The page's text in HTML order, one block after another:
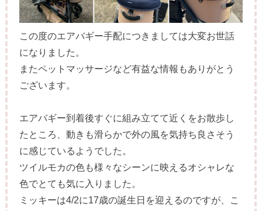
この度のエアバギー手配につきましては大変お世話
になりました。
またペットマッサージなど有益な情報もありがとう
ございます。
エアバギー到着後すぐに組み立てて近くをお散歩し
たところ、動きも滑らかで外の風を気持ち良さそう
に感じているようでした。
ツイルモカの色も様々なシーンに映えるオシャレな
色でとても気に入りました。
ミッキーは4/2に17歳の誕生日を迎えるのですが、こ